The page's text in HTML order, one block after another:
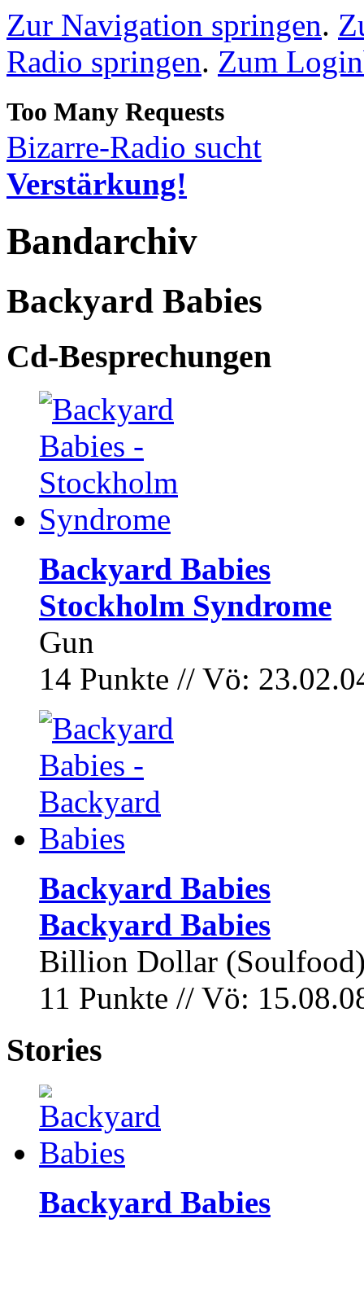
Zur Navigation springen.
Radio springen. Zum
Bizarre-Radio sucht
Verstärkung!
Bandarchiv
Backyard Babies
Cd-Besprechungen
Backyard Babies
Stockholm Syndrome
Gun
14 Punkte // Vö:
Backyard Babies
Backyard Babies
Billion Dollar
11 Punkte // Vö:
Stories
Backyard Babies